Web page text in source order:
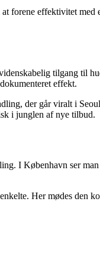
forene effektivitet
tilgang til
effekt.
der går viralt i
i junglen af nye tilbud.
I København ser
Her mødes den